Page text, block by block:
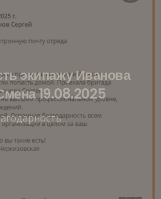
экипажу Иванова
19.08.2025